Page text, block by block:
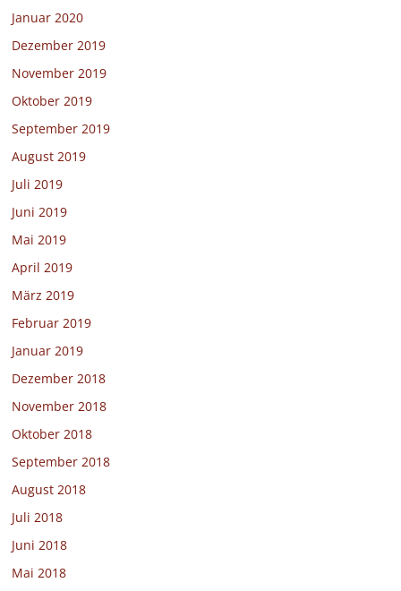
Januar 2020
Dezember 2019
November 2019
Oktober 2019
September 2019
August 2019
Juli 2019
Juni 2019
Mai 2019
April 2019
März 2019
Februar 2019
Januar 2019
Dezember 2018
November 2018
Oktober 2018
September 2018
August 2018
Juli 2018
Juni 2018
Mai 2018